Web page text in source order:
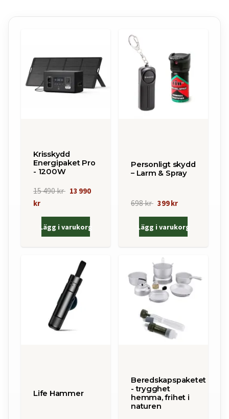
Krisskydd
Energipaket Pro
- 1200W
15 490 kr 13 990
kr
Lägg i varukorg
Personligt skydd
– Larm & Spray
698 kr 399 kr
Lägg i varukorg
Life Hammer
Beredskapspaketet
- trygghet
hemma, frihet i
naturen